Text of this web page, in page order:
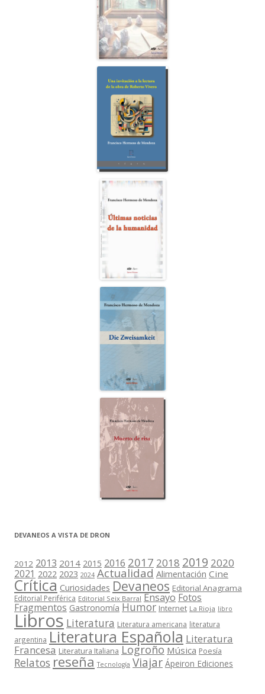
DEVANEOS A VISTA DE DRON
2012 2013 2014 2015 2016 2017 2018 2019 2020
2021 2022 2023 2024 Actualidad Alimentación Cine
Crítica Curiosidades Devaneos Editorial Anagrama
Editorial Periférica Editorial Seix Barral Ensayo Fotos
Fragmentos Gastronomía Humor Internet La Rioja libro
Libros Literatura Literatura americana literatura
argentina Literatura Española Literatura
Francesa Literatura Italiana Logroño Música Poesía
Relatos reseña Tecnología Viajar Ápeiron Ediciones